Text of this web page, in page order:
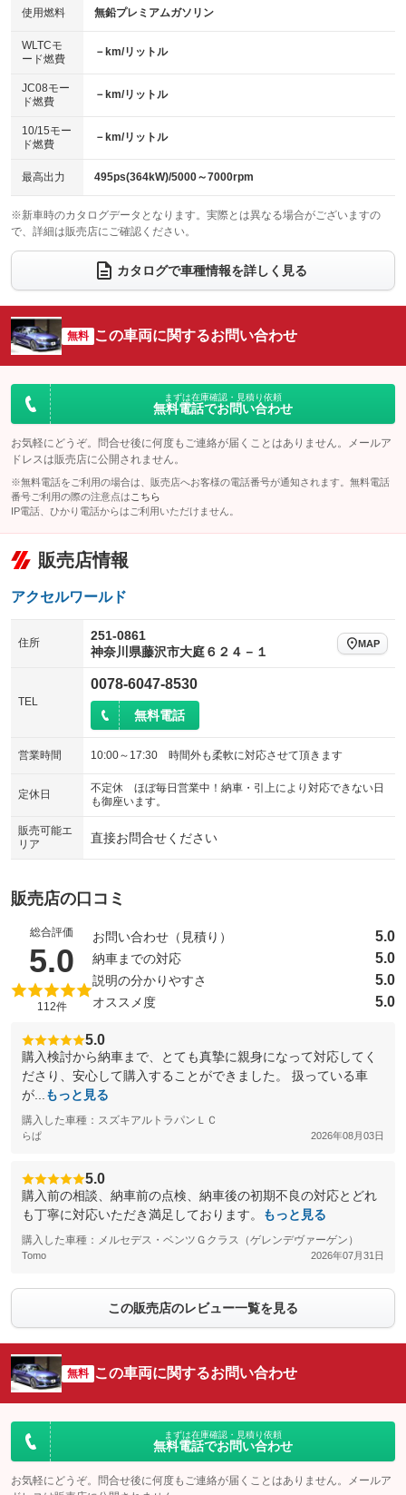
100V電源
：装備なし
センターデフロック
：装備なし
電動格納ミラー
：装備あり
バックカメラ
エアロ
：装備あり
ローダウン
：装備なし
ベンチシート
：装備なし
チップアップシート
：装備なし オットマン
：装備なし
電動格納サードシート
：装備なし シートヒーター
：装備あり
ウォークスルー
電動リアゲート フロントカメラ
：装備あり
シートエアコン
：装備なし 全周囲カメラ
：装備あり
サイドカメラ
：装備あり ルーフレール
：装備あり
エアサスペンション ヘッドライトウォッシャー
使用燃料 無鉛プレミアムガソリン
WLTCモ
ード燃費
－km/リットル
JC08モー
ド燃費
－km/リットル
10/15モー
ド燃費
－km/リットル
最高出力 495ps(364kW)/5000～7000rpm
※新車時のカタログデータとなります。実際とは異なる場合がございますの
で、詳細は販売店にご確認ください。
カタログで車種情報を詳しく見る
無料 この車両に関するお問い合わせ
まずは在庫確認・見積り依頼
無料電話でお問い合わせ
お気軽にどうぞ。問合せ後に何度もご連絡が届くことはありません。メールア
ドレスは販売店に公開されません。
※無料電話をご利用の場合は、販売店へお客様の電話番号が通知されます。無料電話
番号ご利用の際の注意点は こちら
IP電話、ひかり電話からはご利用いただけません。
販売店情報
アクセルワールド
住所
251-0861
神奈川県藤沢市大庭６２４－１
MAP
TEL
0078-6047-8530
無料電話
営業時間 10:00～17:30 時間外も柔軟に対応させて頂きます
定休日
不定休 ほぼ毎日営業中！納車・引上により対応できない日
も御座います。
販売可能エ
リア
直接お問合せください
販売店の口コミ
総合評価
5.0 （5点満点中）
112件
お問い合わせ（見積り） 5.0
納車までの対応 5.0
説明の分かりやすさ 5.0
オススメ度 5.0
5.0
購入検討から納車まで、とても真摯に親身になって対応してく
ださり、安心して購入することができました。 扱っている車
が...
もっと見る
購入した車種：スズキアルトラパンＬＣ
らぱ 2026年08月03日
5.0
購入前の相談、納車前の点検、納車後の初期不良の対応とどれ
も丁寧に対応いただき満足しております。
もっと見る
購入した車種：メルセデス・ベンツＧクラス（ゲレンデヴァーゲン）
Tomo 2026年07月31日
この販売店のレビュー一覧を見る
無料 この車両に関するお問い合わせ
まずは在庫確認・見積り依頼
無料電話でお問い合わせ
お気軽にどうぞ。問合せ後に何度もご連絡が届くことはありません。メールア